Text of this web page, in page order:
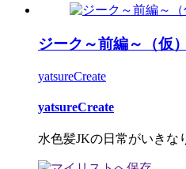
ジーク～前編～（仮）
yatsureCreate
yatsureCreate
水色髪JKの日常がいきな